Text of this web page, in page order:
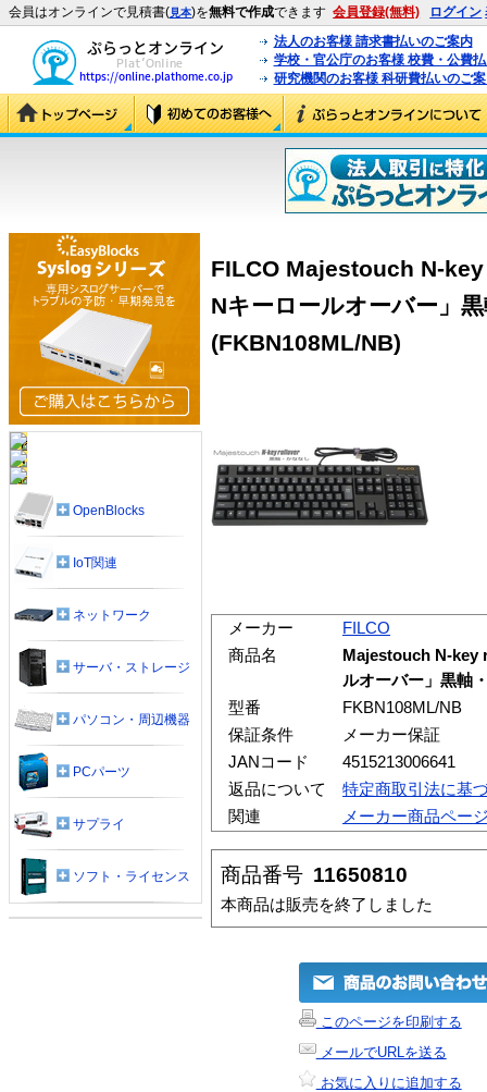
会員はオンラインで見積書(見本)を無料で作成できます 会員登録(無料) ログイン
法人のお客様 請求書払いのご案内
学校・官公庁のお客様 校費・公費
研究機関のお客様 科研費払いのご
FILCO Majestouch N-
Nキーロールオーバー」
(FKBN108ML/NB)
メーカー
FILCO
商品名
Majestouch N-key
ルオーバー」黒軸
型番
FKBN108ML/NB
保証条件
メーカー保証
JANコード
4515213006641
返品について
特定商取引法に基
関連
メーカー商品ペー
商品番号 11650810
本商品は販売を終了しました
このページを印刷する
メールでURLを送る
お気に入りに追加する
OpenBlocks
IoT関連
ネットワーク
サーバ・ストレージ
パソコン・周辺機器
PCパーツ
サプライ
ソフト・ライセンス